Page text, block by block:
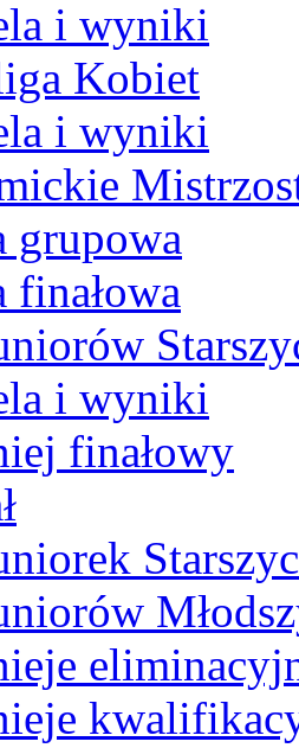
i wyniki
Kobiet
i wyniki
grupowa
finałowa
i wyniki
finałowy